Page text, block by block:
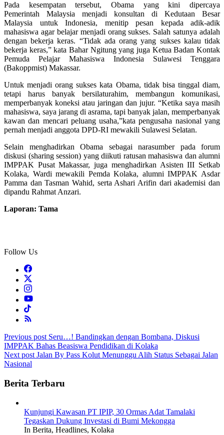
Pada kesempatan tersebut, Obama yang kini dipercaya
Pemerintah Malaysia menjadi konsultan di Kedutaan Besar
Malaysia untuk Indonesia, menitip pesan kepada adik-adik
mahasiswa agar belajar menjadi orang sukses. Salah satunya adalah
dengan bekerja keras. “Tidak ada orang yang sukses kalau tidak
bekerja keras,” kata Bahar Ngitung yang juga Ketua Badan Kontak
Pemuda Pelajar Mahasiswa Indonesia Sulawesi Tenggara
(Bakoppmist) Makassar.
Untuk menjadi orang sukses kata Obama, tidak bisa tinggal diam,
tetapi harus banyak bersilaturahim, membangun komunikasi,
memperbanyak koneksi atau jaringan dan jujur. “Ketika saya masih
mahasiswa, saya jarang di asrama, tapi banyak jalan, memperbanyak
kawan dan mencari peluang usaha,”kata pengusaha nasional yang
pernah menjadi anggota DPD-RI mewakili Sulawesi Selatan.
Selain menghadirkan Obama sebagai narasumber pada forum
diskusi (sharing session) yang diikuti ratusan mahasiswa dan alumni
IMPPAK Pusat Makassar, juga menghadirkan Asisten III Setkab
Kolaka, Wardi mewakili Pemda Kolaka, alumni IMPPAK Asdar
Pamma dan Tasman Wahid, serta Ashari Arifin dari akademisi dan
dipandu Rahmat Anzari.
Laporan: Tama
Follow Us
Post
navigation
Previous post Seru…! Bandingkan dengan Bombana, Diskusi
IMPPAK Bahas Beasiswa Pendidikan di Kolaka
Next post Jalan By Pass Kolut Menunggu Alih Status Sebagai Jalan
Nasional
Berita Terbaru
Kunjungi Kawasan PT IPIP, 30 Ormas Adat Tamalaki
Tegaskan Dukung Investasi di Bumi Mekongga
In Berita, Headlines, Kolaka